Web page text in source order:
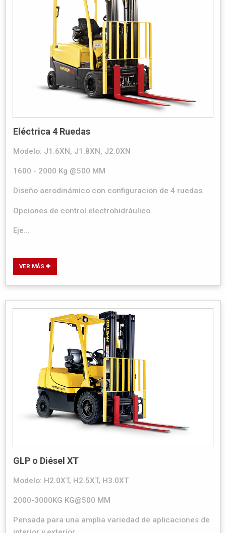
Eléctrica 4 Ruedas
Modelo: J1.6XN, J1.8XN, J2.0XN
1600 - 2000 Kg @500 MM
Diseño aerodinámico con configuracion de 4 ruedas.
Opciones de control electrohidráulico.
Eje...
VER MÁS
GLP o Diésel XT
Modelo: H2.0XT, H2.5XT, H3.0XT
2000-3000KG KG@500 MM
Pensada para una amplia variedad de aplicaciones de